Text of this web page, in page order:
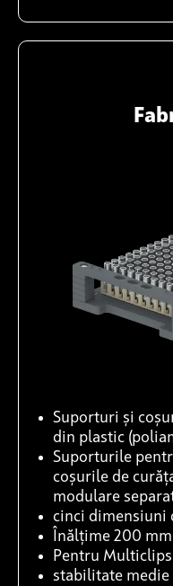
Suporturi și
din plastic
Suporturile
coșurile de
modulare
cinci dimensiuni
Înălțime 200
Pentru
stabilitate